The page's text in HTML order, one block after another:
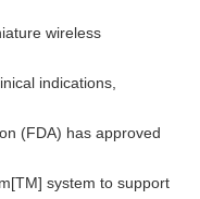
wireless
indications,
(FDA) has approved
system to support